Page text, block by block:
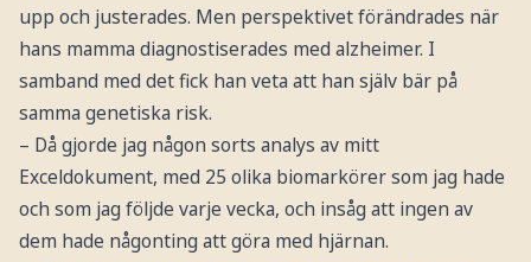
upp och justerades. Men perspektivet förändrades när
hans mamma diagnostiserades med alzheimer. I
samband med det fick han veta att han själv bär på
samma genetiska risk.
– Då gjorde jag någon sorts analys av mitt
Exceldokument, med 25 olika biomarkörer som jag hade
och som jag följde varje vecka, och insåg att ingen av
dem hade någonting att göra med hjärnan.